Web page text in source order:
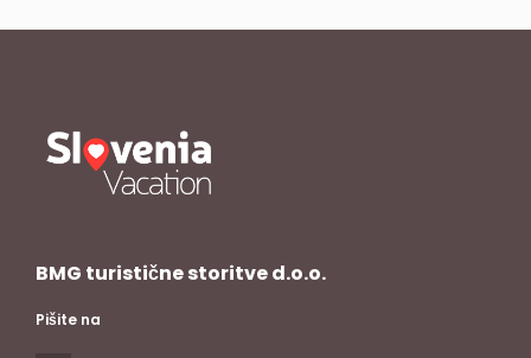
BMG turistične storitve d.o.o.
Pišite na